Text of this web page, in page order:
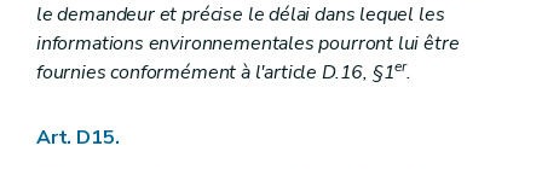
le demandeur et précise le délai dans lequel les
informations environnementales pourront lui être
fournies conformément à l'article D.16, §1er.
Art. D15.